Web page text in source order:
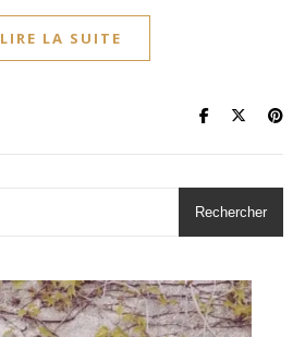
LIRE LA SUITE
Rechercher